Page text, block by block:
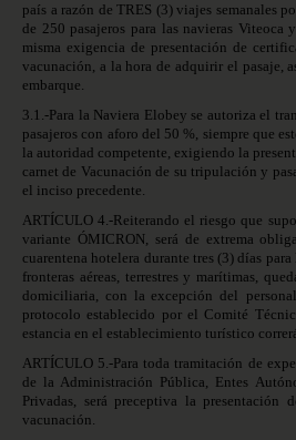
país a razón de TRES (3) viajes semanales
de 250 pasajeros para las navieras Viteoca
misma exigencia de presentación de
vacunación, a la hora de adquirir el pasaje,
embarque.
3.1.-Para la Naviera Elobey se autoriza el
pasajeros con aforo del 50 %, siempre que
la autoridad competente, exigiendo la
carnet de Vacunación de su tripulación y
el inciso precedente.
ARTÍCULO 4.-Reiterando el riesgo que
variante ÓMICRON, será de extrema
cuarentena hotelera durante tres (3) días
fronteras aéreas, terrestres y marítimas,
domiciliaria, con la excepción del
protocolo establecido por el Comité
estancia en el establecimiento turístico
ARTÍCULO 5.-Para toda tramitación de
de la Administración Pública, Entes
Privadas, será preceptiva la presentación
vacunación.